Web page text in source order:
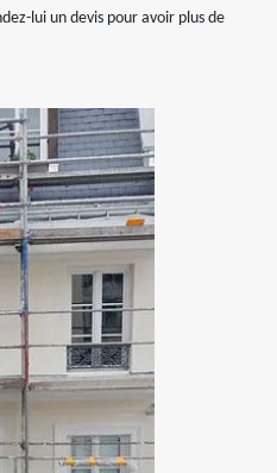
lui un devis pour avoir plus de